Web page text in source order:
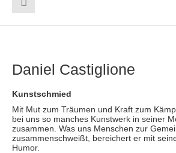
Daniel Castiglione
Kunstschmied
Mit Mut zum Träumen und Kraft zum
bei uns so manches Kunstwerk in seiner
zusammen. Was uns Menschen zur
zusammenschweißt, bereichert er mit
Humor.